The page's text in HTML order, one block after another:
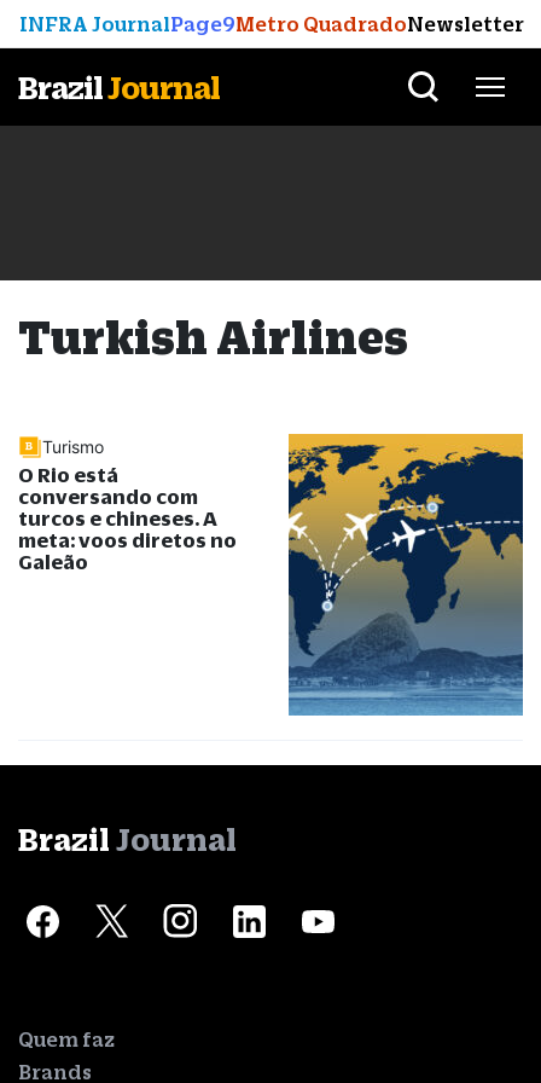
INFRA JournalPage9Metro QuadradoNewsletter
BrazilJournal
Turkish Airlines
Turismo
O Rio está
conversando com
turcos e chineses. A
meta: voos diretos no
Galeão
Brazil Journal
Quem faz
Brands